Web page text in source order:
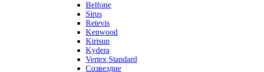
Belfone
Sirus
Retevis
Kenwood
Kirisun
Kydera
Vertex Standard
Созвездие